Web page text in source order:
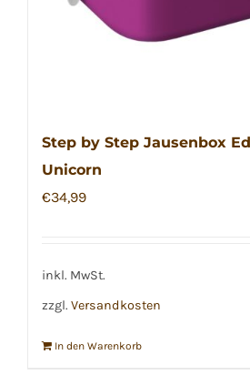
Step by Step Jausenbox
Unicorn
€34,99
inkl. MwSt.
zzgl. Versandkosten
In den Warenkorb